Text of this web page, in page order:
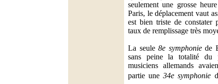
seulement une grosse
Paris, le déplacement vaut
est bien triste de constater
taux de remplissage très
La seule8e symphoniede
sans peine la totalité du
musiciens allemands
partie une34e symphonie